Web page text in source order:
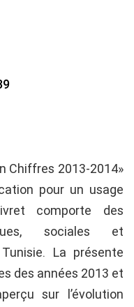
Chiffres 2013-2014»
pour un usage
comporte des
sociales et
La présente
des années 2013 et
sur l’évolution